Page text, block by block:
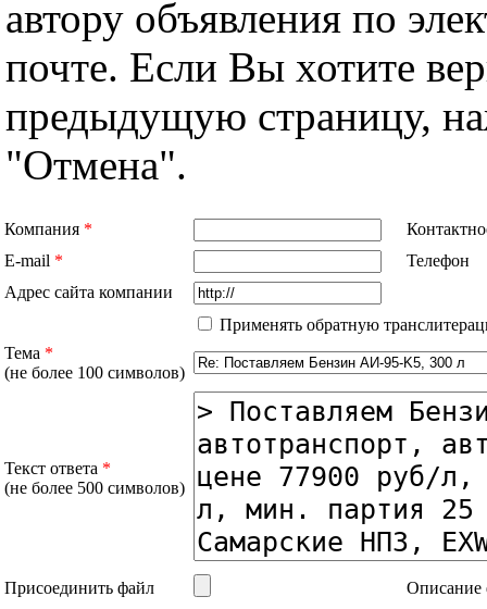
автору объявления по
почте. Если Вы хотите
предыдущую страницу,
"Отмена".
Компания *
E-mail *
Телефон
Адрес сайта компании
Применять обратную
Тема *
(не более 100 символов)
Текст ответа *
(не более 500 символов)
Присоединить файл
Описание